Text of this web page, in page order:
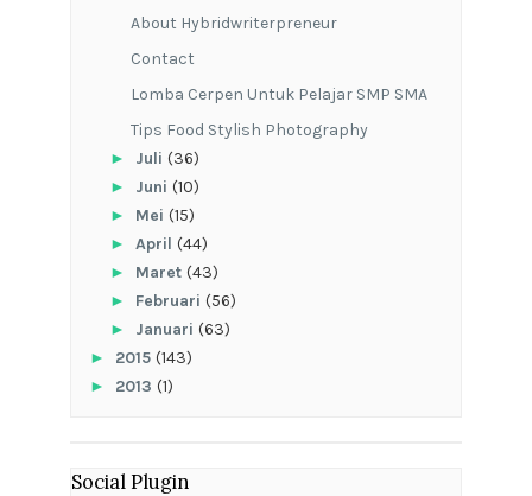
About Hybridwriterpreneur
Contact
Lomba Cerpen Untuk Pelajar SMP SMA
Tips Food Stylish Photography
► Juli (36)
► Juni (10)
► Mei (15)
► April (44)
► Maret (43)
► Februari (56)
► Januari (63)
► 2015 (143)
► 2013 (1)
Social Plugin